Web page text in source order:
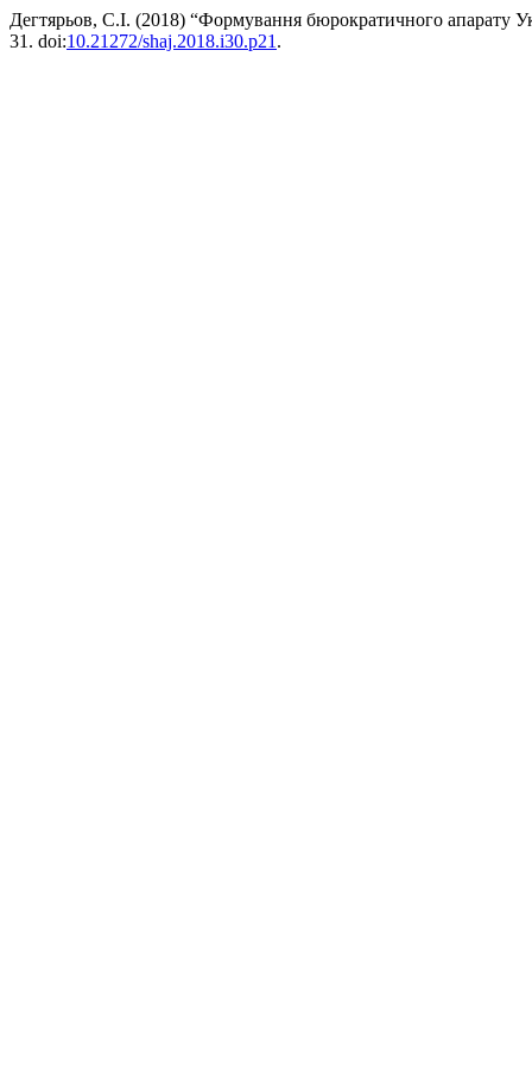
Дегтярьов, С.І. (2018) “Формування бюрократичного апарату
31. doi:10.21272/shaj.2018.i30.p21 .